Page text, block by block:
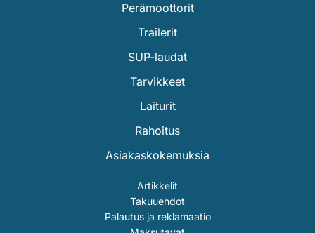
Perämoottorit
Trailerit
SUP-laudat
Tarvikkeet
Laiturit
Rahoitus
Asiakaskokemuksia
Artikkelit
Takuuehdot
Palautus ja reklamaatio